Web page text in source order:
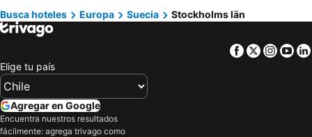
Hoteles en Prefectura Tokio
Busca hoteles Europa Suecia Stockholms län
Facebook
Twitter
Elige tu país
Agregar en Google
Encuentra nuestros resultados
fácilmente: agrega trivago como